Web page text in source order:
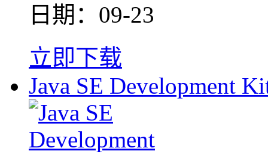
日期：09-23
立即下载
Java SE Development